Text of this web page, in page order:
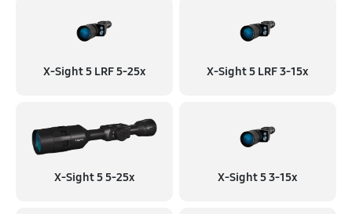
X-Sight 5 LRF 5-25x X-Sight 5 LRF 3-15x
X-Sight 5 5-25x X-Sight 5 3-15x